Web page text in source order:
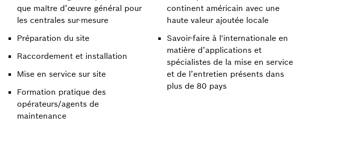
que maître d’œuvre général pour
les centrales sur-mesure​
Préparation du site​
Raccordement et installation​
Mise en service sur site​
Formation pratique des
opérateurs/agents de
maintenance
continent américain avec une
haute valeur ajoutée locale​
Savoir-faire à l'internationale en
matière d’applications et
spécialistes de la mise en service
et de l’entretien présents dans
plus de 80 pays​